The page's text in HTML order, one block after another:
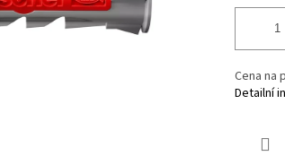
Cena na
Detailní